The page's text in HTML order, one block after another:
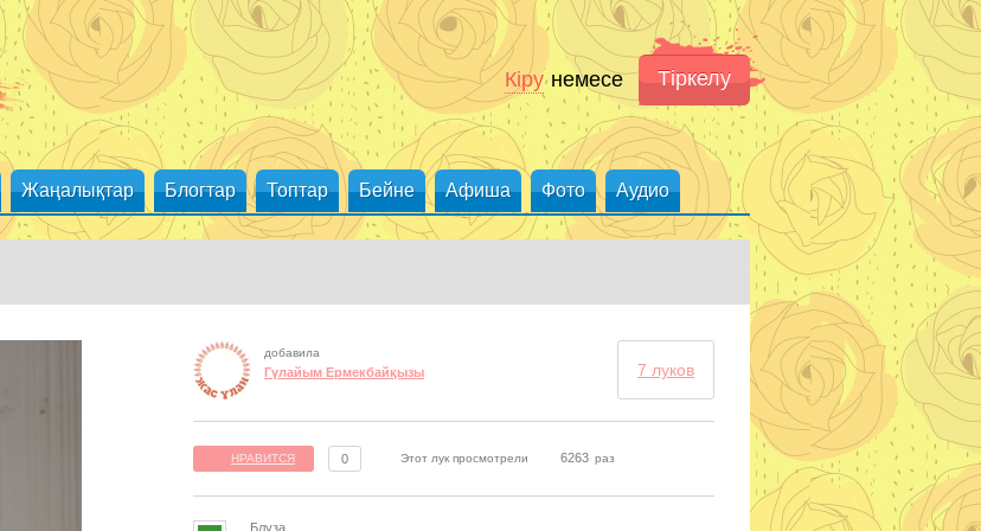
Кіру немесе Тіркелу
Жаңалықтар Блогтар Топтар Бейне Афиша Фото Аудио
добавила
Гүлайым Ермекбайқызы 7 луков
НРАВИТСЯ 0 Этот лук просмотрели 6263 раз
Блуза